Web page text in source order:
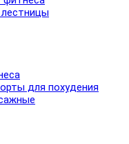
для похудения